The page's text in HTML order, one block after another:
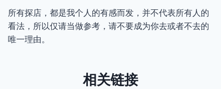
所有探店，都是我个人的有感而发，并不代表所有人的
看法，所以仅请当做参考，请不要成为你去或者不去的
唯一理由。
相关链接